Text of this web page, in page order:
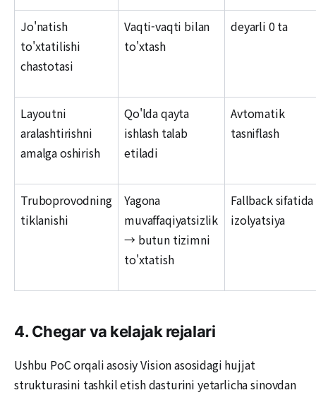
Jo'natish
to'xtatilishi
chastotasi
Vaqti-vaqti bilan
to'xtash
deyarli 0 ta
Layoutni
aralashtirishni
amalga oshirish
Qo'lda qayta
ishlash talab
etiladi
Avtomatik
tasniflash
Truboprovodning
tiklanishi
Yagona
muvaffaqiyatsizlik
→ butun tizimni
to'xtatish
Fallback sifatida
izolyatsiya
4. Chegar va kelajak rejalari
Ushbu PoC orqali asosiy Vision asosidagi hujjat
strukturasini tashkil etish dasturini yetarlicha sinovdan